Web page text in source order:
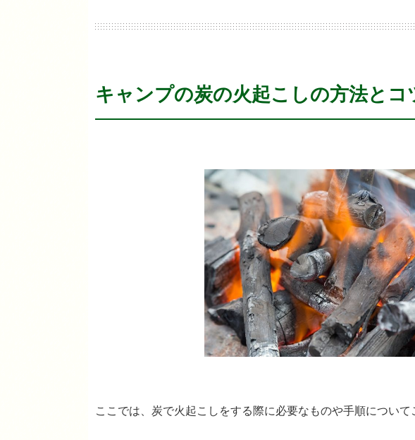
キャンプの炭の火起こしの方法とコ
ここでは、炭で火起こしをする際に必要なものや手順について